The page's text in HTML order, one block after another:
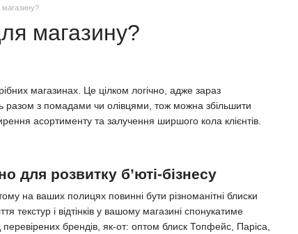
магазину?
магазину?
магазинах. Це цілком логічно, адже зараз
разом з помадами чи олівцями, тож можна збільшити
асортименту та залучення ширшого кола клієнтів.
для розвитку б’юті-бізнесу
на ваших полицях повинні бути різноманітні блиски
текстур і відтінків у вашому магазині спонукатиме
перевірених брендів, як-от: оптом блиск Топфейс, Паріса,